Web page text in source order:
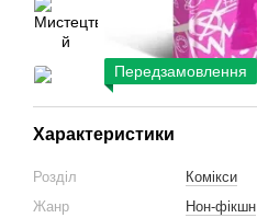
Передзамовлення
Характеристики
Розділ
Комікси
Жанр
Нон-фікшн